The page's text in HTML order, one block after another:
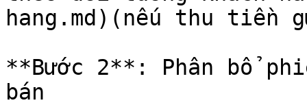
hang.md)(nếu thu tiền
**Bước 2**: Phân bổ
bán